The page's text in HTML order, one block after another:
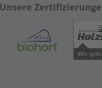
Unsere